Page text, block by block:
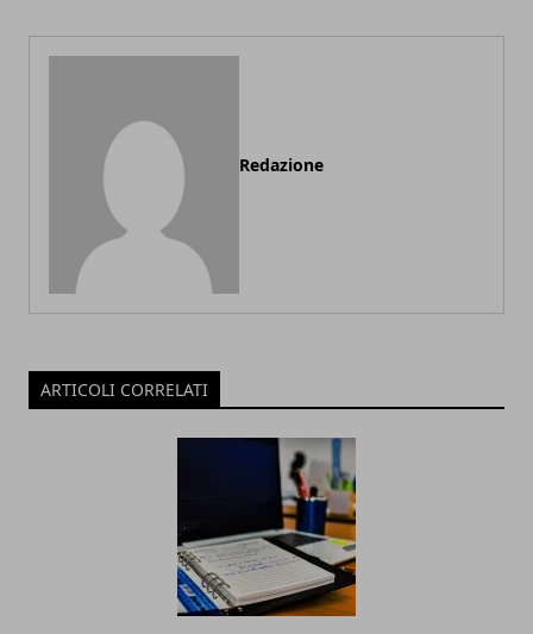
Redazione
ARTICOLI CORRELATI